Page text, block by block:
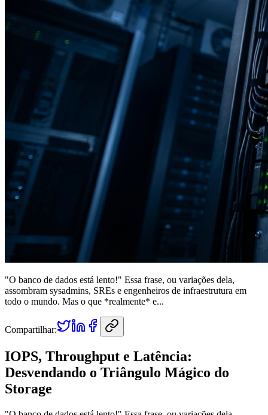
"O banco de dados está lento!" Essa frase, ou variações dela,
assombram sysadmins, SREs e engenheiros de infraestrutura em
todo o mundo. Mas o que *realmente* e...
Compartilhar:
IOPS, Throughput e Latência:
Desvendando o Triângulo Mágico do
Storage